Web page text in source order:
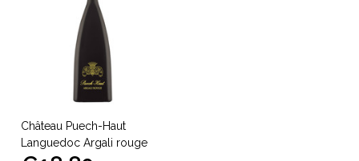
Château Puech-Haut
Languedoc Argali rouge